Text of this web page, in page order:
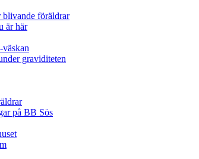
blivande föräldrar
är här
graviditeten
på BB Sös